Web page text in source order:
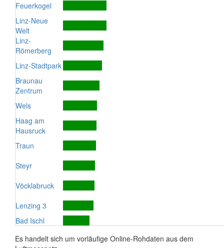
Feuerkogel
Linz-Neue
Welt
Linz-
Römerberg
Linz-Stadtpark
Braunau
Zentrum
Wels
Haag am
Hausruck
Traun
Steyr
Vöcklabruck
Lenzing 3
Bad Ischl
Es handelt sich um vorläufige Online-Rohdaten aus dem